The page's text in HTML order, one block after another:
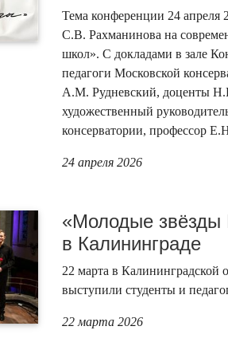
Тема конференции 24 апреля
С.В. Рахманинова на
школ». С докладами в зале
педагоги Московской
А.М. Рудневский, доценты
художественный
консерватории, профессор
24 апреля 2026
«Молодые звёзды
в Калининграде
22 марта в
выступили студенты и
22 марта 2026